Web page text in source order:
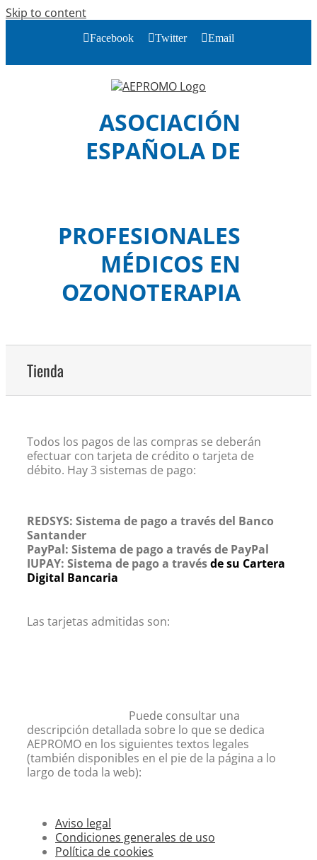
Skip to content
Facebook Twitter Email
ASOCIACIÓN
ESPAÑOLA DE
PROFESIONALES
MÉDICOS EN
OZONOTERAPIA
Tienda
Todos los pagos de las compras se deberán
efectuar con tarjeta de crédito o tarjeta de
débito. Hay 3 sistemas de pago:
REDSYS: Sistema de pago a través del Banco
Santander
PayPal: Sistema de pago a través de PayPal
IUPAY: Sistema de pago a travésde su Cartera
Digital Bancaria
Las tarjetas admitidas son:
Puede consultar una
descripción detallada sobre lo que se dedica
AEPROMO en los siguientes textos legales
(también disponibles en el pie de la página a lo
largo de toda la web):
Aviso legal
Condiciones generales de uso
Política de cookies